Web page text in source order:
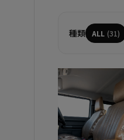
種類 ALL (31)